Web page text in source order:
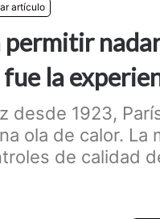
artículo
la
desde 1923,
ola de calor.
de calidad